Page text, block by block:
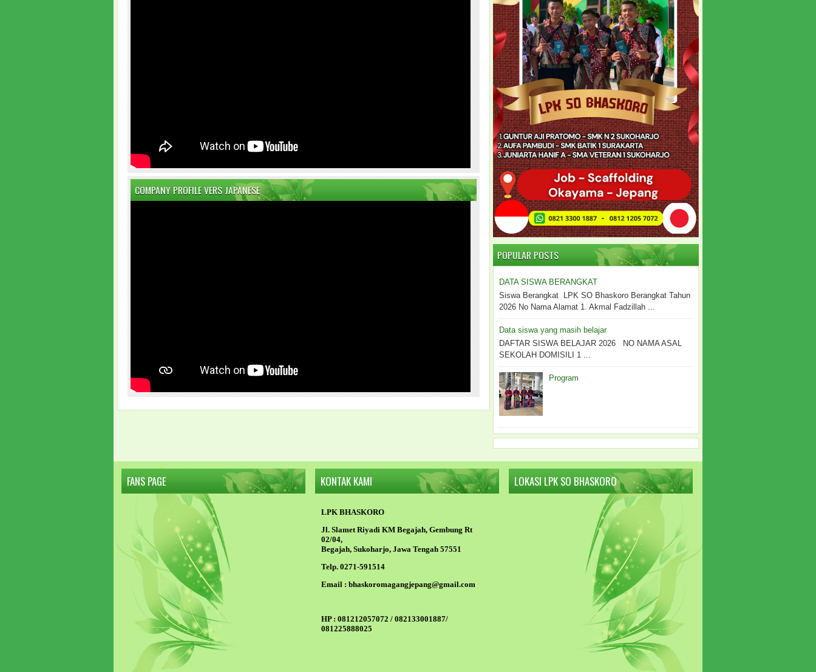
COMPANY PROFILE VERS JAPANESE
POPULAR POSTS
DATA SISWA BERANGKAT
Siswa Berangkat LPK SO Bhaskoro Berangkat Tahun
2026 No Nama Alamat 1. Akmal Fadzillah ...
Data siswa yang masih belajar
DAFTAR SISWA BELAJAR 2026 NO NAMA ASAL
SEKOLAH DOMISILI 1 ...
Program
FANS PAGE KONTAK KAMI
LPK BHASKORO
Jl. Slamet Riyadi KM Begajah, Gembung Rt
02/04,
Begajah, Sukoharjo, Jawa Tengah 57551
Telp. 0271-591514
Email : bhaskoromagangjepang@gmail.com
HP : 081212057072 / 082133001887/
081225888025
LOKASI LPK SO BHASKORO